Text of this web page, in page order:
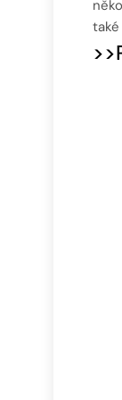
také